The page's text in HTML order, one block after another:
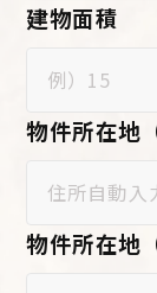
建物面積
物件所在地
物件所在地